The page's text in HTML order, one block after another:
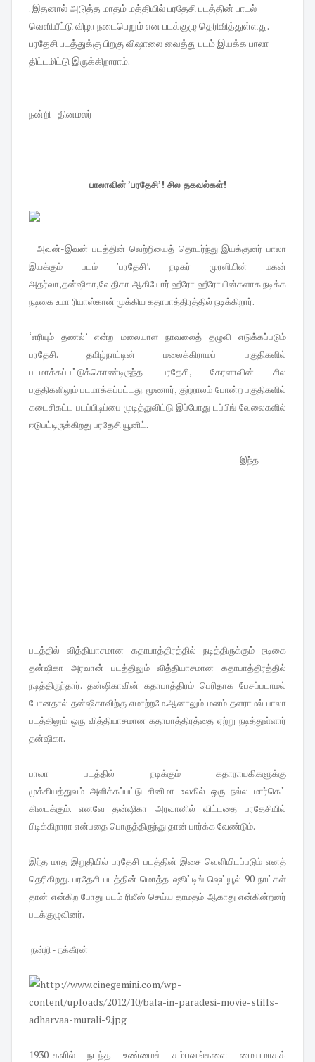
. இதனால் அடுத்த மாதம் மத்தியில் பரதேசி படத்தின் பாடல்
வெளியீட்டு விழா நடைபெறும் என படக்குழு தெரிவித்துள்ளது.
பரதேசி படத்துக்கு பிறகு விஷாலை வைத்து படம் இயக்க பாலா
திட்டமிட்டு இருக்கிறாராம்.
நன்றி - தினமலர்
பாலாவின் ’பரதேசி’! சில தகவல்கள்!
அவன்-இவன் படத்தின் வெற்றியைத் தொடர்ந்து இயக்குனர் பாலா
இயக்கும் படம் ’பரதேசி’. நடிகர் முரளியின் மகன்
அதர்வா,தன்ஷிகா,வேதிகா ஆகியோர் ஹீரோ ஹீரோயின்களாக நடிக்க
நடிகை உமா ரியாஸ்கான் முக்கிய கதாபாத்திரத்தில் நடிக்கிறார்.
‘எரியும் தணல்’ என்ற மலையாள நாவலைத் தழுவி எடுக்கப்படும்
பரதேசி. தமிழ்நாட்டின் மலைக்கிராமப் பகுதிகளில்
படமாக்கப்பட்டுக்கொண்டிருந்த பரதேசி, கேரளாவின் சில
பகுதிகளிலும் படமாக்கப்பட்டது. மூணார், குற்றாலம் போன்ற பகுதிகளில்
கடைசிகட்ட படப்பிடிப்பை முடித்துவிட்டு இப்போது டப்பிங் வேலைகளில்
ஈடுபட்டிருக்கிறது பரதேசி யூனிட்.
இந்த
படத்தில்வித்தியாசமான கதாபாத்திரத்தில் நடித்திருக்கும் நடிகை
தன்ஷிகா அரவான் படத்திலும் வித்தியாசமான கதாபாத்திரத்தில்
நடித்திருந்தார். தன்ஷிகாவின் கதாபாத்திரம் பெரிதாக பேசப்படாமல்
போனதால்தன்ஷிகாவிற்கு எமாற்றமே.ஆனாலும் மனம் தளராமல் பாலா
படத்திலும் ஒரு வித்தியாசமான கதாபாத்திரத்தை ஏற்று நடித்துள்ளார்
தன்ஷிகா.
பாலா படத்தில் நடிக்கும் கதாநாயகிகளுக்கு
முக்கியத்துவம்அளிக்கப்பட்டு சினிமா உலகில் ஒரு நல்ல மார்கெட்
கிடைக்கும். எனவே தன்ஷிகா அரவானில் விட்டதை பரதேசியில்
பிடிக்கிறாரா என்பதை பொருத்திருந்து தான் பார்க்க வேண்டும்.
இந்த மாத இறுதியில் பரதேசி படத்தின் இசை வெளியிடப்படும் எனத்
தெரிகிறது. பரதேசி படத்தின் மொத்த ஷூட்டிங் ஷெட்யூல் 90 நாட்கள்
தான் என்கிற போது படம் ரிலீஸ் செய்ய தாமதம் ஆகாது என்கின்றனர்
படக்குழுவினர்.
நன்றி - நக்கீரன்
1930-களில் நடந்த உண்மைச் சம்பவங்களை மையமாகக்